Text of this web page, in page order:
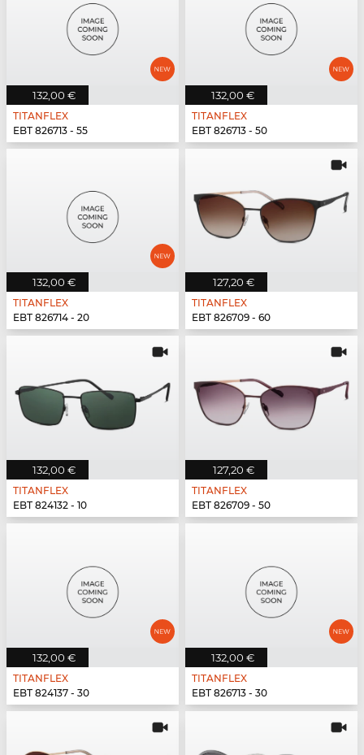
132,00 €
TITANFLEX
EBT 826713 - 55
132,00 €
TITANFLEX
EBT 826713 - 50
132,00 €
TITANFLEX
EBT 826714 - 20
127,20 €
TITANFLEX
EBT 826709 - 60
132,00 €
TITANFLEX
EBT 824132 - 10
127,20 €
TITANFLEX
EBT 826709 - 50
132,00 €
TITANFLEX
EBT 824137 - 30
132,00 €
TITANFLEX
EBT 826713 - 30